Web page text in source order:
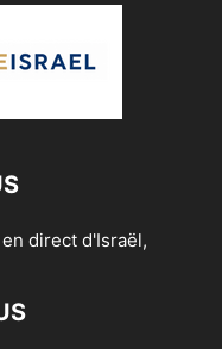
direct d'Israël,